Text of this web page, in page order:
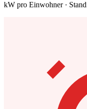
kW pro Einwohner ·